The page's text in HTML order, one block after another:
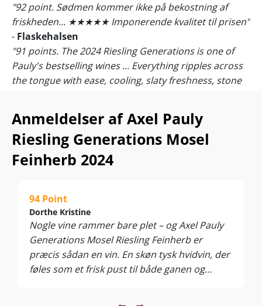
"92 point. Sødmen kommer ikke på bekostning af
friskheden... ★★★★★ Imponerende kvalitet til prisen"
- Flaskehalsen
"91 points. The 2024 Riesling Generations is one of
Pauly's bestselling wines ... Everything ripples across
the tongue with ease, cooling, slaty freshness, stone
perfekt læskende Mosel-midtpunkt, hvor Riesling-nydelsen
topper, og kvaliteten knuser al konkurrence i prisklassen.
Glæd dig til Generations 2024… hvis du når at få flasker!
savle af forventning. Med regionens laveste høstudbytte i 50
år bliver der desværre kamp om hver dråbe!
I forvejen drikker englænderne nærmest rub og stub, siden
Axel Pauly havnede hos Harrods og Ramsays 3-stjernede
Michelin-restaurant. Den populære Mosel Riesling sælges i
talrige britiske webshops, hvor priserne meget sigende er
James Suckling og Robert Parker har også fået smag for
Anmeldelser af Axel Pauly
Riesling Generations Mosel
Feinherb 2024
94 Point
Dorthe Kristine
Nogle vine rammer bare plet – og Axel Pauly
Generations Mosel Riesling Feinherb er
præcis sådan en vin. En skøn tysk hvidvin, der
føles som et frisk pust til både ganen og